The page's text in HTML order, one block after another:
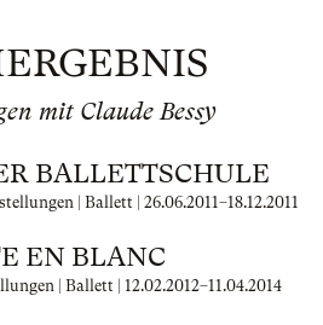
mit Claude Bessy
BALLETTSCHULE
| Ballett | 26.06.2011–18.12.2011
EN BLANC
| Ballett | 12.02.2012–11.04.2014